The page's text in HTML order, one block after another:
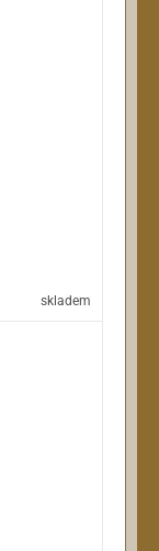
skladem